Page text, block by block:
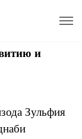
ию и
Зульфия